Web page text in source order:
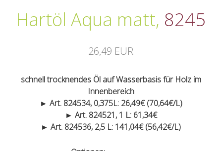
Hartöl Aqua matt, 8245
26,49 EUR
schnell trocknendes Öl auf Wasserbasis für Holz im
Innenbereich
► Art. 824534, 0,375L: 26,49€ (70,64€/L)
► Art. 824521, 1 L: 61,34€
► Art. 824536, 2,5 L: 141,04€ (56,42€/L)